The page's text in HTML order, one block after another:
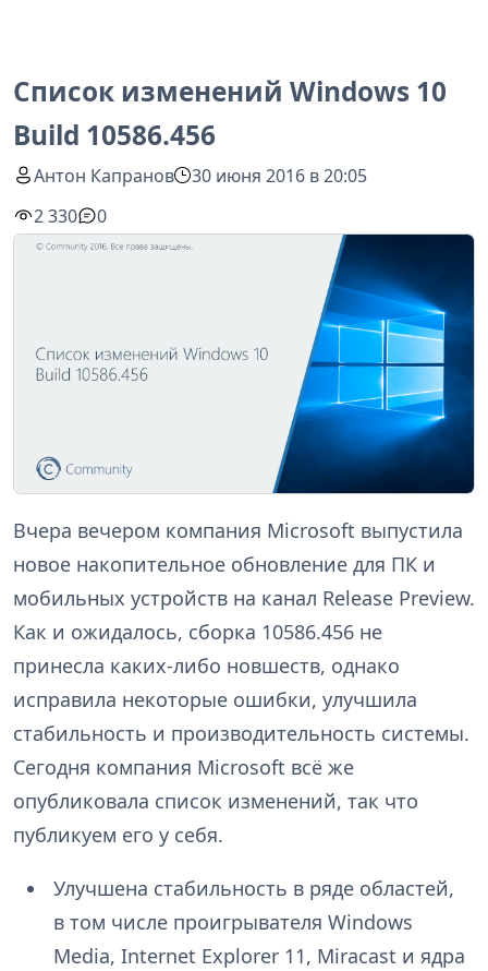
Список изменений Windows 10
Build 10586.456
Антон Капранов
30 июня 2016 в 20:05
2 330
0
Вчера вечером компания Microsoft выпустила
новое накопительное обновление для ПК и
мобильных устройств на канал Release Preview.
Как и ожидалось, сборка 10586.456 не
принесла каких-либо новшеств, однако
исправила некоторые ошибки, улучшила
стабильность и производительность системы.
Сегодня компания Microsoft всё же
опубликовала список изменений, так что
публикуем его у себя.
Улучшена стабильность в ряде областей,
в том числе проигрывателя Windows
Media, Internet Explorer 11, Miracast и ядра